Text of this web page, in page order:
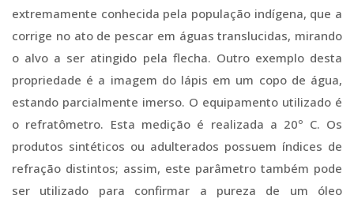
extremamente conhecida pela população indígena, que a
corrige no ato de pescar em águas translucidas, mirando
o alvo a ser atingido pela flecha. Outro exemplo desta
propriedade é a imagem do lápis em um copo de água,
estando parcialmente imerso. O equipamento utilizado é
o refratômetro. Esta medição é realizada a 20º C. Os
produtos sintéticos ou adulterados possuem índices de
refração distintos; assim, este parâmetro também pode
ser utilizado para confirmar a pureza de um óleo